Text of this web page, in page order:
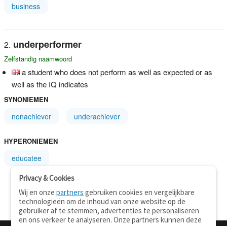
business
underperformer
Zelfstandig naamwoord
a student who does not perform as well as expected or as
well as the IQ indicates
SYNONIEMEN
nonachiever underachiever
HYPERONIEMEN
educatee
Privacy & Cookies
Wij en onzepartners gebruiken cookies en vergelijkbare
technologieën om de inhoud van onze website op de
gebruiker af te stemmen, advertenties te personaliseren
en ons verkeer te analyseren. Onze partners kunnen deze